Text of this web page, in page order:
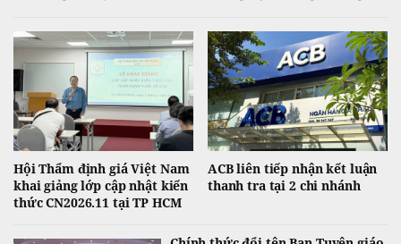
thương mại, chi phí sản xuất và nguy cơ gián đoạn nguồn cung.
Hội Thẩm định giá Việt Nam
khai giảng lớp cập nhật kiến
thức CN2026.11 tại TP HCM
ACB liên tiếp nhận kết luận
thanh tra tại 2 chi nhánh